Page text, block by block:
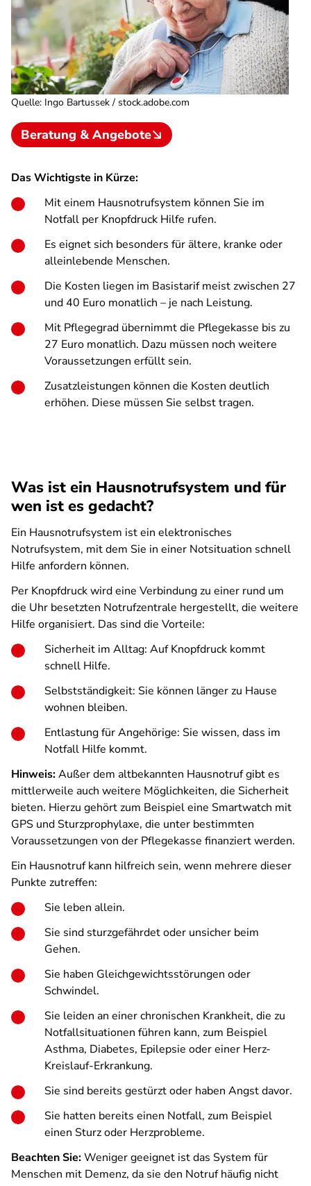
Quelle: Ingo Bartussek / stock.adobe.com
Beratung & Angebote
Das Wichtigste in Kürze:
Mit einem Hausnotrufsystem können Sie im
Notfall per Knopfdruck Hilfe rufen.
Es eignet sich besonders für ältere, kranke oder
alleinlebende Menschen.
Die Kosten liegen im Basistarif meist zwischen 27
und 40 Euro monatlich – je nach Leistung.
Mit Pflegegrad übernimmt die Pflegekasse bis zu
27 Euro monatlich. Dazu müssen noch weitere
Voraussetzungen erfüllt sein.
Zusatzleistungen können die Kosten deutlich
erhöhen. Diese müssen Sie selbst tragen.
Was ist ein Hausnotrufsystem und für
wen ist es gedacht?
Ein Hausnotrufsystem ist ein elektronisches
Notrufsystem, mit dem Sie in einer Notsituation schnell
Hilfe anfordern können.
Per Knopfdruck wird eine Verbindung zu einer rund um
die Uhr besetzten Notrufzentrale hergestellt, die weitere
Hilfe organisiert. Das sind die Vorteile:
Sicherheit im Alltag: Auf Knopfdruck kommt
schnell Hilfe.
Selbstständigkeit: Sie können länger zu Hause
wohnen bleiben.
Entlastung für Angehörige: Sie wissen, dass im
Notfall Hilfe kommt.
Hinweis:Außer dem altbekannten Hausnotruf gibt es
mittlerweile auch weitere Möglichkeiten, die Sicherheit
bieten. Hierzu gehört zum Beispiel eine Smartwatch mit
GPS und Sturzprophylaxe, die unter bestimmten
Voraussetzungen von der Pflegekasse finanziert werden.
Ein Hausnotruf kann hilfreich sein, wenn mehrere dieser
Punkte zutreffen:
Sie leben allein.
Sie sind sturzgefährdet oder unsicher beim
Gehen.
Sie haben Gleichgewichtsstörungen oder
Schwindel.
Sie leiden an einer chronischen Krankheit, die zu
Notfallsituationen führen kann, zum Beispiel
Asthma, Diabetes, Epilepsie oder einer Herz-
Kreislauf-Erkrankung.
Sie sind bereits gestürzt oder haben Angst davor.
Sie hatten bereits einen Notfall, zum Beispiel
einen Sturz oder Herzprobleme.
Beachten Sie:Weniger geeignet ist das System für
Menschen mit Demenz, da sie den Notruf häufig nicht